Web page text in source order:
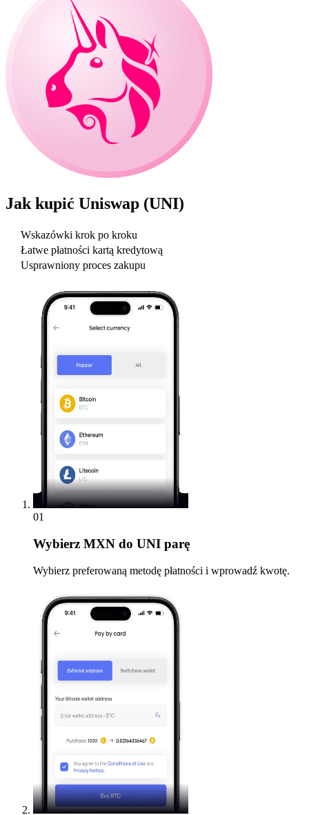
Jak kupić Uniswap (UNI)
Wskazówki krok po kroku
Łatwe płatności kartą kredytową
Usprawniony proces zakupu
01
Wybierz MXN do UNI parę
Wybierz preferowaną metodę płatności i wprowadź kwotę.